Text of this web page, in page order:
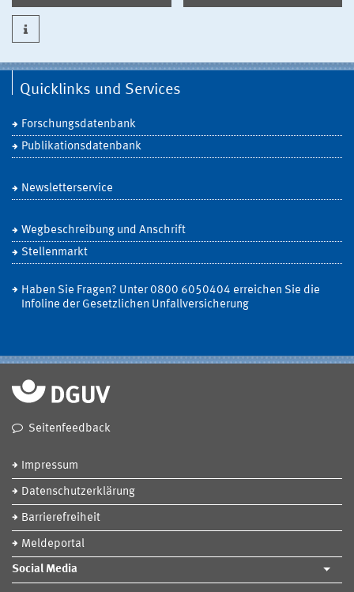
Quicklinks und Services
Forschungsdatenbank
Publikationsdatenbank
Newsletterservice
Wegbeschreibung und Anschrift
Stellenmarkt
Haben Sie Fragen? Unter 0800 6050404 erreichen Sie die
Infoline der Gesetzlichen Unfallversicherung
Seitenfeedback
Impressum
Datenschutzerklärung
Barrierefreiheit
Meldeportal
Social Media